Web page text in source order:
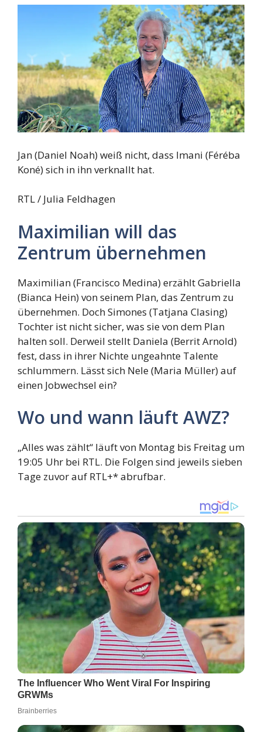
Jan (Daniel Noah) weiß nicht, dass Imani (Féréba
Koné) sich in ihn verknallt hat.
RTL / Julia Feldhagen
Maximilian will das
Zentrum übernehmen
Maximilian (Francisco Medina) erzählt Gabriella
(Bianca Hein) von seinem Plan, das Zentrum zu
übernehmen. Doch Simones (Tatjana Clasing)
Tochter ist nicht sicher, was sie von dem Plan
halten soll. Derweil stellt Daniela (Berrit Arnold)
fest, dass in ihrer Nichte ungeahnte Talente
schlummern. Lässt sich Nele (Maria Müller) auf
einen Jobwechsel ein?
Wo und wann läuft AWZ?
„Alles was zählt“ läuft von Montag bis Freitag um
19:05 Uhr bei RTL. Die Folgen sind jeweils sieben
Tage zuvor auf RTL+* abrufbar.